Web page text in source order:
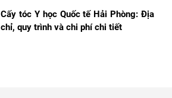
Cấy tóc Y học Quốc tế Hải Phòng: Địa
chỉ, quy trình và chi phí chi tiết